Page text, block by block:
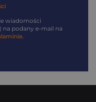
wiadomości
na podany e-mail na
.